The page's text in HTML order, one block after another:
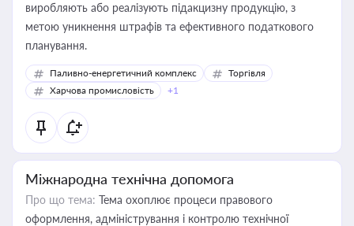
виробляють або реалізують підакцизну продукцію, з
метою уникнення штрафів та ефективного податкового
планування.
Паливно-енергетичний комплекс
Торгівля
Харчова промисловість
+1
Міжнародна технічна допомога
Про що тема: Тема охоплює процеси правового
оформлення, адміністрування і контролю технічної